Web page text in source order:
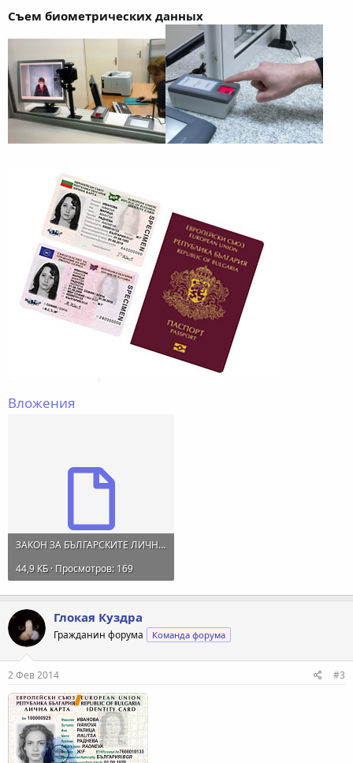
Съем биометрических данных
Вложения
ЗАКОН ЗА БЪЛГАРСКИТЕ ЛИЧНИ ДОКУМЕНТИ.odt
44,9 КБ · Просмотров: 169
Глокая Куздра
Гражданин форума Команда форума
2 Фев 2014 #3